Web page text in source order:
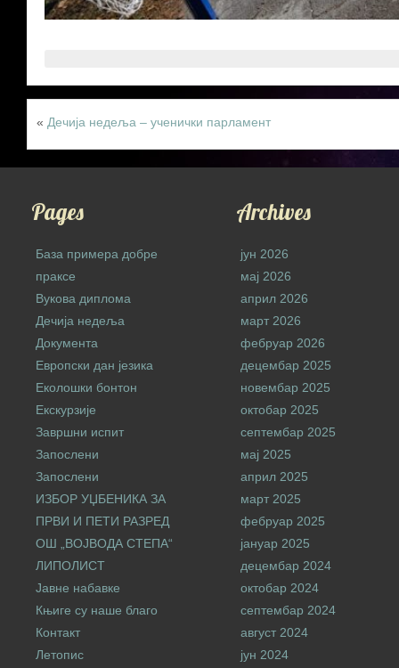
« Дечија недеља – ученички парламент
Pages
База примера добре
праксе
Вукова диплома
Дечија недеља
Документа
Европски дан језика
Еколошки бонтон
Екскурзије
Завршни испит
Запослени
Запослени
ИЗБОР УЏБЕНИКА ЗА
ПРВИ И ПЕТИ РАЗРЕД
ОШ „ВОЈВОДА СТЕПА“
ЛИПОЛИСТ
Јавне набавке
Књиге су наше благо
Контакт
Летопис
Archives
јун 2026
мај 2026
април 2026
март 2026
фебруар 2026
децембар 2025
новембар 2025
октобар 2025
септембар 2025
мај 2025
април 2025
март 2025
фебруар 2025
јануар 2025
децембар 2024
октобар 2024
септембар 2024
август 2024
јун 2024